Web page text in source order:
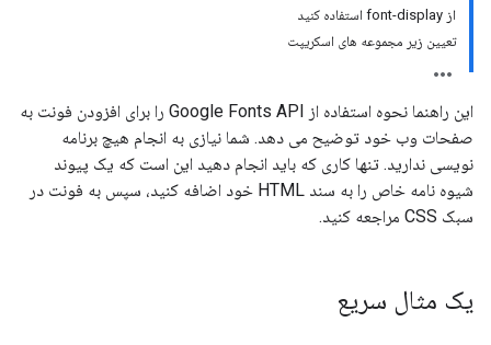
از font-display استفاده کنید
تعیین زیر مجموعه های اسکریپت
این راهنما نحوه استفاده از Google Fonts API را برای افزودن فونت به
صفحات وب خود توضیح می دهد. شما نیازی به انجام هیچ برنامه
نویسی ندارید. تنها کاری که باید انجام دهید این است که یک پیوند
شیوه نامه خاص را به سند HTML خود اضافه کنید، سپس به فونت در
سبک CSS مراجعه کنید.
یک مثال سریع